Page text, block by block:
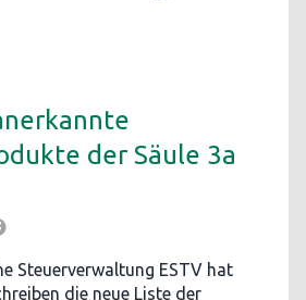
der Säule 3a
Steuerverwaltung ESTV hat
die neue Liste der